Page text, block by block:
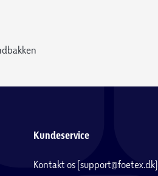
Kundeservice
Kontakt os (support@foetex.dk)